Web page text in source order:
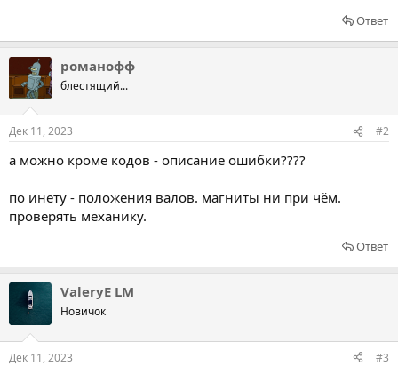
Ответ
романофф
блестящий...
Дек 11, 2023 #2
а можно кроме кодов - описание ошибки????
по инету - положения валов. магниты ни при чём.
проверять механику.
Ответ
ValeryE LM
Новичок
Дек 11, 2023 #3